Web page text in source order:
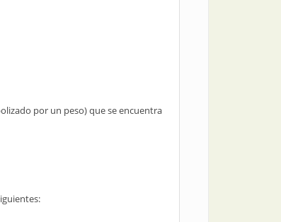
por un peso) que se encuentra